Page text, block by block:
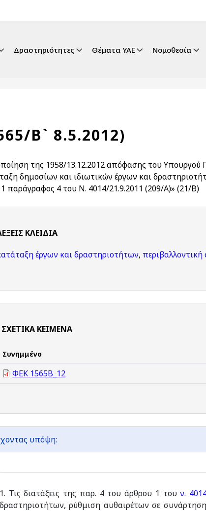
Δραστηριότητες Θέματα ΥΑΕ Νομοθεσία
Β` 8.5.2012)
της 1958/13.12.2012 απόφασης του Υπουργού
δημοσίων και ιδιωτικών έργων και
παράγραφος 4 του Ν. 4014/21.9.2011 (209/Α)» (21/Β)
KΛΕΙΔΙΆ
έργων και δραστηριοτήτων,
ΣΧΕΤΙΚΆ ΚΕΊΜΕΝΑ
Συνημμένο
ΦΕΚ 1565Β_12
υπόψη:
1. Τις διατάξεις της παρ. 4 του άρθρου 1 τουν.
δραστηριοτήτων, ρύθμιση αυθαιρέτων σε